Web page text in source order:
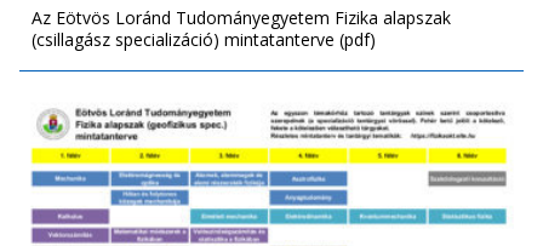
Az Eötvös Loránd Tudományegyetem Fizika alapszak
(csillagász specializáció) mintatanterve (pdf)